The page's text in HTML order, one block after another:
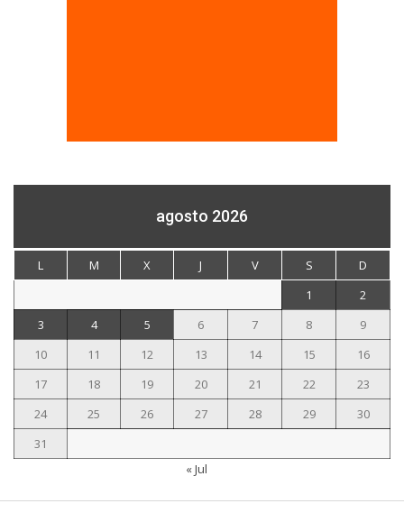
agosto 2026
L M X J V S
D
1
2
3
4 5 6 7 8
9
10
11 12 13 14 15
16
17
18 19 20 21 22
23
24
25 26 27 28 29
30
31
« Jul